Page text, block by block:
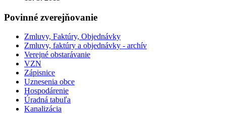
Povinné zverejňovanie
Zmluvy, Faktúry, Objednávky
Zmluvy, faktúry a objednávky - archív
Verejné obstarávanie
VZN
Zápisnice
Uznesenia obce
Hospodárenie
Úradná tabuľa
Kanalizácia